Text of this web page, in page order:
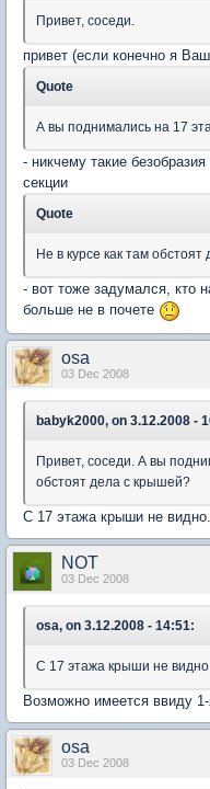
Привет, соседи.
привет (если конечно я
Quote
А вы поднимались на 17
- никчему такие
секции
Quote
Не в курсе как там
- вот тоже задумался, кто
больше не в почете
osa
03 Dec 2008
babyk2000, on 3.12.2008 -
Привет, соседи. А вы
обстоят дела с крышей?
С 17 этажа крыши не
NOT
03 Dec 2008
osa, on 3.12.2008 - 14:51:
С 17 этажа крыши не
Возможно имеется ввиду 1-
osa
03 Dec 2008